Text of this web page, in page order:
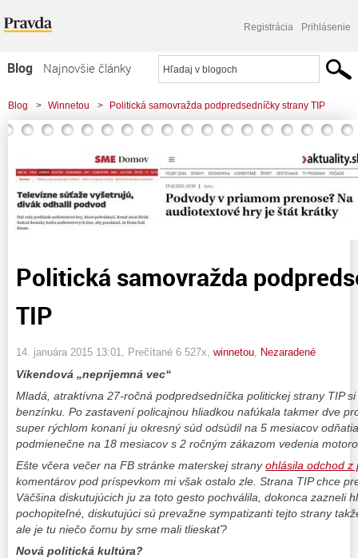
Registrácia Prihlásenie
Blog
Najnovšie články
Najčítanejšie články
Najkomentovanejšie články
Zoznam blogov
Komerčné blogy
Blog > Winnetou > Politická samovražda podpredsedníčky strany TIP
Politická samovražda
TIP
14. januára 2015 13:01 , Prečítané 6 527x, winnetou Nezaradené
Víkendová „nepríjemná vec“
Mladá, atraktívna 27-ročná podpredsedníčka politickej strany TIP
benzínku. Po zastavení policajnou hliadkou nafúkala takmer dve
super rýchlom konaní ju okresný súd odsúdil na 5 mesiacov
podmienečne na 18 mesiacov s 2 ročným zákazom vedenia
Ešte včera večer na FB stránke materskej stranyohlásila odchod z
komentárov pod príspevkom mi však ostalo zle. Strana TIP chce
Väčšina diskutujúcich ju za toto gesto pochválila, dokonca zazneli
pochopiteľné, diskutujúci sú prevažne sympatizanti tejto strany
ale je tu niečo čomu by sme mali tlieskať?
Nová politická kultúra?